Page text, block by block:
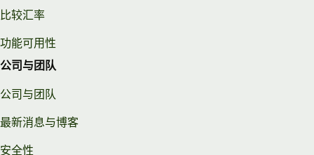
比较汇率
功能可用性
公司与团队
公司与团队
最新消息与博客
安全性